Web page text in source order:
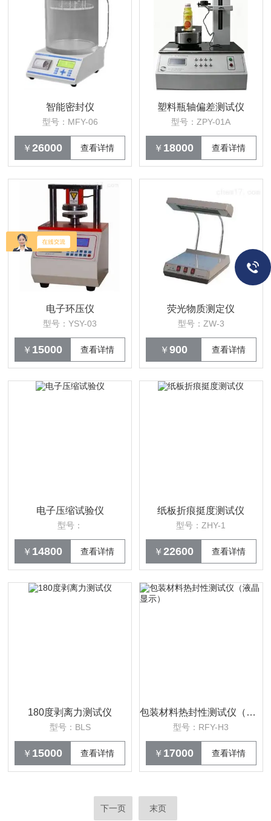
智能密封仪
型号：MFY-06
￥26000 查看详情
塑料瓶轴偏差测试仪
型号：ZPY-01A
￥ 18000 查看详情
电子环压仪
型号：YSY-03
￥ 15000 查看详情
荧光物质测定仪
型号：ZW-3
￥900 查看详情
电子压缩试验仪
型号：
￥ 14800 查看详情
纸板折痕挺度测试仪
型号：ZHY-1
￥22600 查看详情
180度剥离力测试仪
型号：BLS
￥ 15000 查看详情
包装材料热封性测试仪（液晶显示）
型号：RFY-H3
￥ 17000 查看详情
下一页 末页